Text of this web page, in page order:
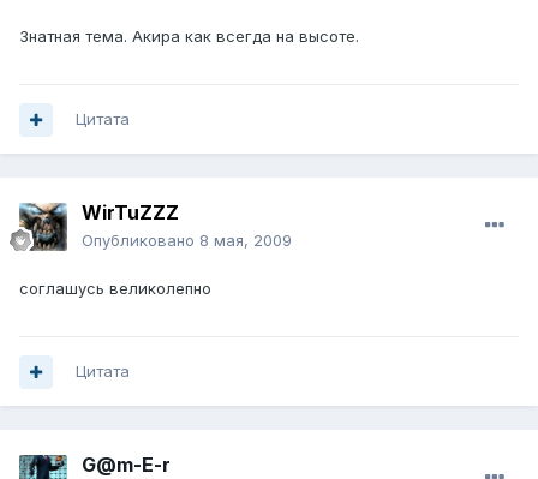
Знатная тема. Акира как всегда на высоте.
Цитата
WirTuZZZ
Опубликовано 8 мая, 2009
соглашусь великолепно
Цитата
G@m-E-r